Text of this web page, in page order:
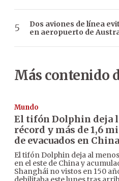
Dos aviones de línea
en aeropuerto de
Más contenido
Mundo
El tifón Dolphin deja
récord y más de 1,6
de evacuados en China
El tifón Dolphin deja al
en el este de China y
Shanghái no vistos en 150